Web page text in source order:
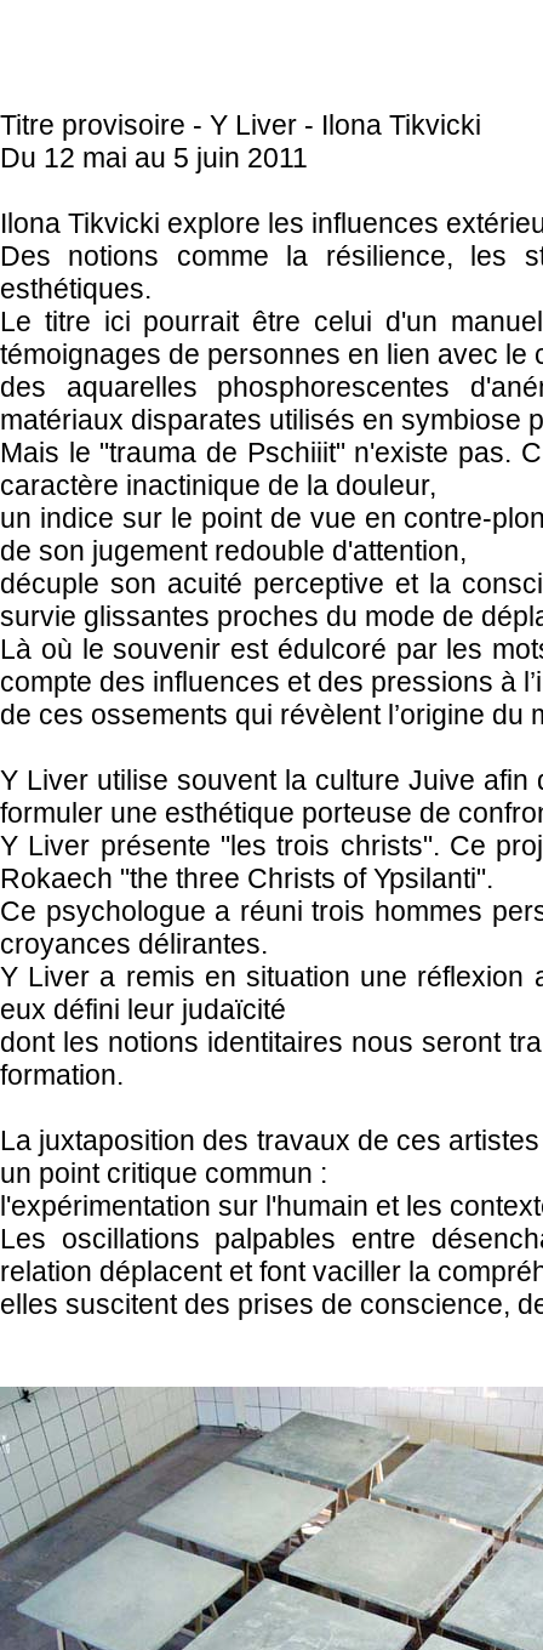
Titre provisoire - Y Liver - Ilona Tikvicki
Du 12 mai au 5 juin 2011
Ilona Tikvicki explore les influences
Des notions comme la résilience, les
esthétiques.
Le titre ici pourrait être celui d'un
témoignages de personnes en lien avec le
des aquarelles phosphorescentes
matériaux disparates utilisés en symbiose
Mais le "trauma de Pschiiit" n'existe pas.
caractère inactinique de la douleur,
un indice sur le point de vue en contre-
de son jugement redouble d'attention,
décuple son acuité perceptive et la
survie glissantes proches du mode de
Là où le souvenir est édulcoré par les
compte des influences et des pressions à
de ces ossements qui révèlent l’origine du
Y Liver utilise souvent la culture Juive
formuler une esthétique porteuse de
Y Liver présente "les trois christs". Ce
Rokaech "the three Christs of Ypsilanti".
Ce psychologue a réuni trois hommes
croyances délirantes.
Y Liver a remis en situation une réflexion
eux défini leur judaïcité
dont les notions identitaires nous seront
formation.
La juxtaposition des travaux de ces
un point critique commun :
l'expérimentation sur l'humain et les
Les oscillations palpables entre
relation déplacent et font vaciller la
elles suscitent des prises de conscience,